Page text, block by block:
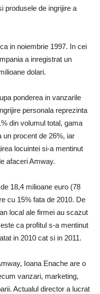
produsele de ingrijire a
in noiembrie 1997. In cei
a inregistrat un
dolari.
ponderea in vanzarile
personala reprezinta
din volumul total, gama
un procent de 26%, iar
locuintei si-a mentinut
afaceri Amway.
18,4 milioane euro (78
cu 15% fata de 2010. De
local ale firmei au scazut
ca profitul s-a mentinut
in 2010 cat si in 2011.
Ioana Enache are o
vanzari, marketing,
Actualul director a lucrat